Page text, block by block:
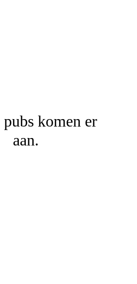
komen er
aan.